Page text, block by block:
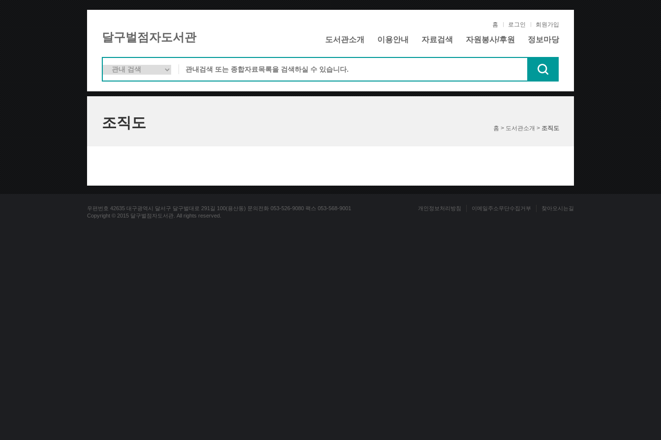
달구벌점자도서관
홈 로그인 회원가입
도서관소개 이용안내 자료검색 자원봉사/후원 정보마당
조직도 홈 > 도서관소개 > 조직도
우편번호 42635 대구광역시 달서구 달구벌대로 291길 100(용산동) 문의전화 053-526-9080 팩스 053-568-9001
Copyright © 2015 달구벌점자도서관. All rights reserved.
개인정보처리방침 이메일주소무단수집거부 찾아오시는길